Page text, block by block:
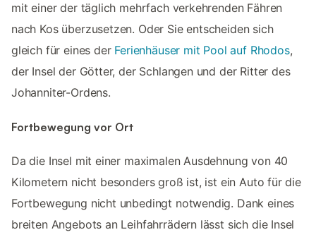
mit einer der täglich mehrfach verkehrenden Fähren
nach Kos überzusetzen. Oder Sie entscheiden sich
gleich für eines der Ferienhäuser mit Pool auf Rhodos,
der Insel der Götter, der Schlangen und der Ritter des
Johanniter-Ordens.
Fortbewegung vor Ort
Da die Insel mit einer maximalen Ausdehnung von 40
Kilometern nicht besonders groß ist, ist ein Auto für die
Fortbewegung nicht unbedingt notwendig. Dank eines
breiten Angebots an Leihfahrrädern lässt sich die Insel